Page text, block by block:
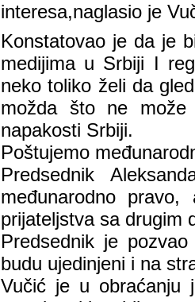
interesa,naglasio je
Konstatovao je da je
medijima u Srbiji I
neko toliko želi da
možda što ne
napakosti Srbiji.
Poštujemo
Predsednik
međunarodno
prijateljstva sa drugim
Predsednik je
budu ujedinjeni i na
Vučić je u obraćanju